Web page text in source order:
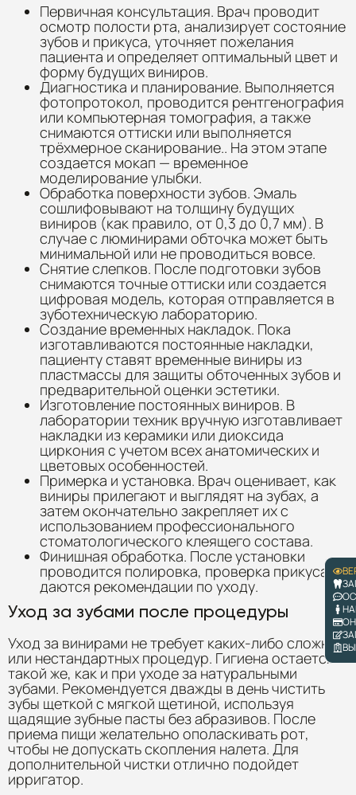
Первичная консультация. Врач проводит
осмотр полости рта, анализирует состояние
зубов и прикуса, уточняет пожелания
пациента и определяет оптимальный цвет и
форму будущих виниров.
Диагностика и планирование. Выполняется
фотопротокол, проводится рентгенография
или компьютерная томография, а также
снимаются оттиски или выполняется
трёхмерное сканирование.. На этом этапе
создается мокап — временное
моделирование улыбки.
Обработка поверхности зубов. Эмаль
сошлифовывают на толщину будущих
виниров (как правило, от 0,3 до 0,7 мм). В
случае с люминирами обточка может быть
минимальной или не проводиться вовсе.
Снятие слепков. После подготовки зубов
снимаются точные оттиски или создается
цифровая модель, которая отправляется в
зуботехническую лабораторию.
Создание временных накладок. Пока
изготавливаются постоянные накладки,
пациенту ставят временные виниры из
пластмассы для защиты обточенных зубов и
предварительной оценки эстетики.
Изготовление постоянных виниров. В
лаборатории техник вручную изготавливает
накладки из керамики или диоксида
циркония с учетом всех анатомических и
цветовых особенностей.
Примерка и установка. Врач оценивает, как
виниры прилегают и выглядят на зубах, а
затем окончательно закрепляет их с
использованием профессионального
стоматологического клеящего состава.
Финишная обработка. После установки
проводится полировка, проверка прикуса и
даются рекомендации по уходу.
Уход за зубами после процедуры
Уход за винирами не требует каких-либо сложных
или нестандартных процедур. Гигиена остается
такой же, как и при уходе за натуральными
зубами. Рекомендуется дважды в день чистить
зубы щеткой с мягкой щетиной, используя
щадящие зубные пасты без абразивов. После
приема пищи желательно ополаскивать рот,
чтобы не допускать скопления налета. Для
дополнительной чистки отлично подойдет
ирригатор.